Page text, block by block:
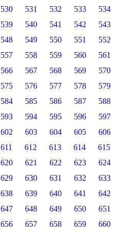
530 531 532 533
534
539 540 541 542
543
548 549 550 551
552
557 558 559 560
561
566 567 568 569
570
575 576 577 578
579
584 585 586 587
588
593 594 595 596
597
602 603 604 605
606
611 612 613 614
615
620 621 622 623
624
629 630 631 632
633
638 639 640 641
642
647 648 649 650
651
656 657 658 659
660